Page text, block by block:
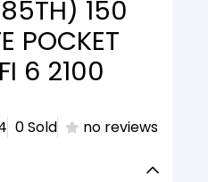
150
POCKET
6 2100
0 Sold
no reviews